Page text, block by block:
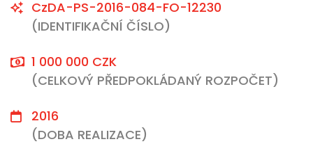
CzDA-PS-2016-084-FO-12230
(IDENTIFIKAČNÍ ČÍSLO)
1 000 000 CZK
(CELKOVÝ PŘEDPOKLÁDANÝ ROZPOČET)
2016
(DOBA REALIZACE)